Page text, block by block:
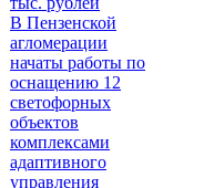
В Пензенской
агломерации
начаты работы по
оснащению 12
светофорных
объектов
комплексами
адаптивного
управления